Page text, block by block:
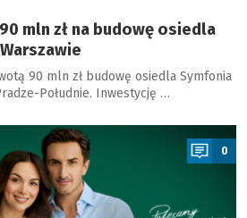
mln zł na budowę osiedla
90 mln zł budowę osiedla Symfonia
Południe. Inwestycję …
0